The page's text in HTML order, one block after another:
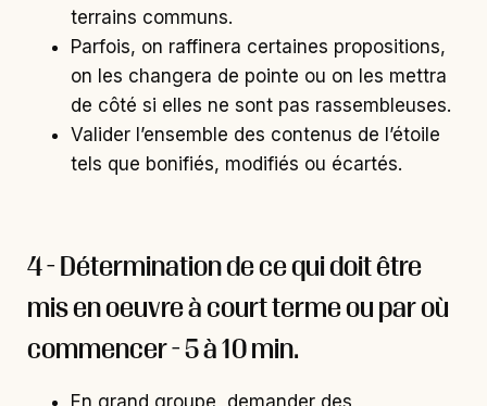
terrains communs.
Parfois, on raffinera certaines propositions,
on les changera de pointe ou on les mettra
de côté si elles ne sont pas rassembleuses.
Valider l’ensemble des contenus de l’étoile
tels que bonifiés, modifiés ou écartés.
4 - Détermination de ce qui doit être
mis en oeuvre à court terme ou par où
commencer - 5 à 10 min.
En grand groupe, demander des